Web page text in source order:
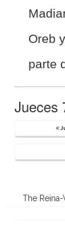
Oreb
parte
Jueces
The